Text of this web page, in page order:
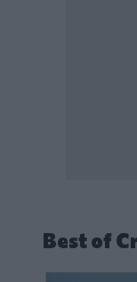
Best of